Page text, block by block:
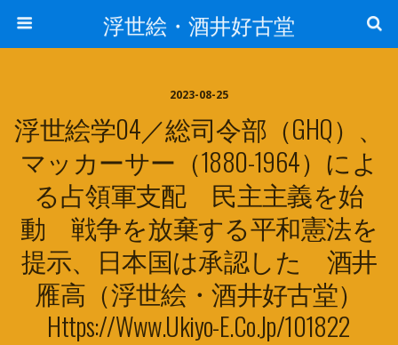
浮世絵・酒井好古堂
2023-08-25
浮世絵学04／総司令部（GHQ）、
マッカーサー（1880-1964）によ
る占領軍支配 民主主義を始
動 戦争を放棄する平和憲法を
提示、日本国は承認した 酒井
雁高（浮世絵・酒井好古堂）
Https://www.ukiyo-E.co.jp/101822